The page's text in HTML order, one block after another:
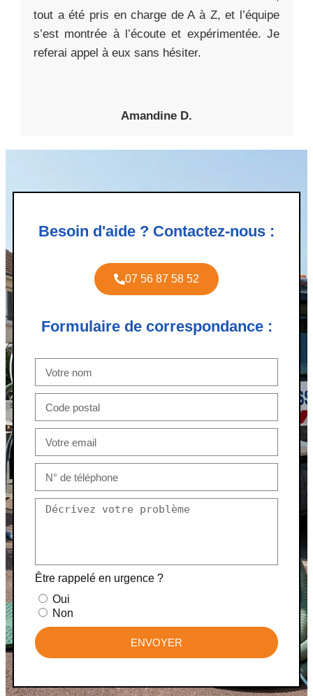
tout a été pris en charge de A à Z, et l’équipe
s’est montrée à l’écoute et expérimentée. Je
referai appel à eux sans hésiter.
Amandine D.
Besoin d'aide ? Contactez-nous :
07 56 87 58 52
Formulaire de correspondance :
Être rappelé en urgence ?
Oui
Non
ENVOYER